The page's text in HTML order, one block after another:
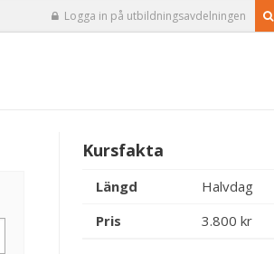
Logga in på utbildningsavdelningen
Kursfakta
Längd
Halvdag
Pris
3.800 kr